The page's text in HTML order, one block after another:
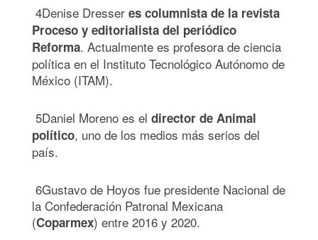
4Denise Dresser es columnista de la revista
Proceso y editorialista del periódico
Reforma. Actualmente es profesora de ciencia
política en el Instituto Tecnológico Autónomo de
México (ITAM).
5Daniel Moreno es el director de Animal
político, uno de los medios más serios del
país.
6Gustavo de Hoyos fue presidente Nacional de
la Confederación Patronal Mexicana
(Coparmex) entre 2016 y 2020.